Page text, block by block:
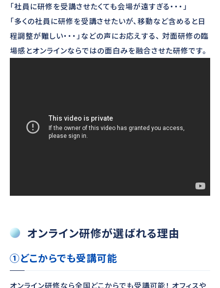
「社員に研修を受講させたくても会場が遠すぎる・・・」
「多くの社員に研修を受講させたいが、移動など含めると日
程調整が難しい・・・」などの声にお応えする、 対面研修の臨
場感とオンラインならではの面白みを融合させた研修です。
オンライン研修が選ばれる理由
①どこからでも受講可能
オンライン研修なら全国どこからでも受講可能！ オフィスや